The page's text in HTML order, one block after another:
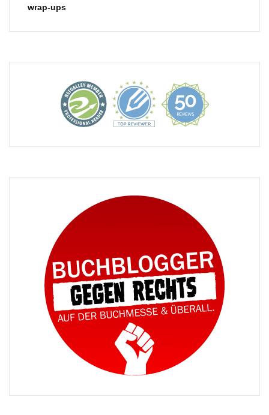
wrap-ups